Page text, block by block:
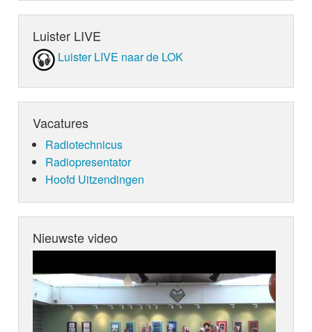
Luister LIVE
Luister LIVE naar de LOK
Vacatures
Radiotechnicus
Radiopresentator
Hoofd Uitzendingen
Nieuwste video